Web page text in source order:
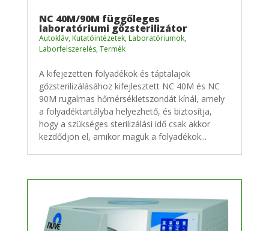
NC 40M/90M függőleges
laboratóriumi gőzsterilizátor
Autokláv, Kutatóintézetek, Laboratóriumok,
Laborfelszerelés,Termék
A kifejezetten folyadékok és táptalajok
gőzsterilizálásához kifejlesztett NC 40M és NC
90M rugalmas hőmérsékletszondát kínál, amely
a folyadéktartályba helyezhető, és biztosítja,
hogy a szükséges sterilizálási idő csak akkor
kezdődjön el, amikor maguk a folyadékok...